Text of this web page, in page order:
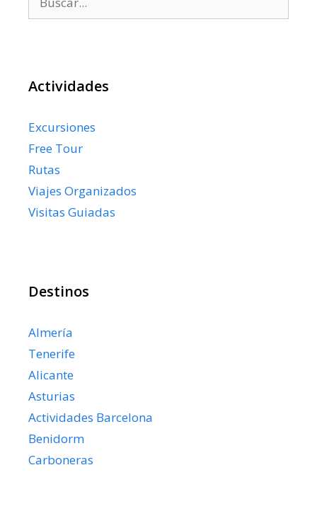
Actividades
Excursiones
Free Tour
Rutas
Viajes Organizados
Visitas Guiadas
Destinos
Almería
Tenerife
Alicante
Asturias
Actividades Barcelona
Benidorm
Carboneras